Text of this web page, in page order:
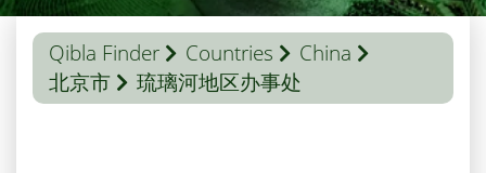
Qibla Finder Countries
China
北京市
琉璃河地区办事处